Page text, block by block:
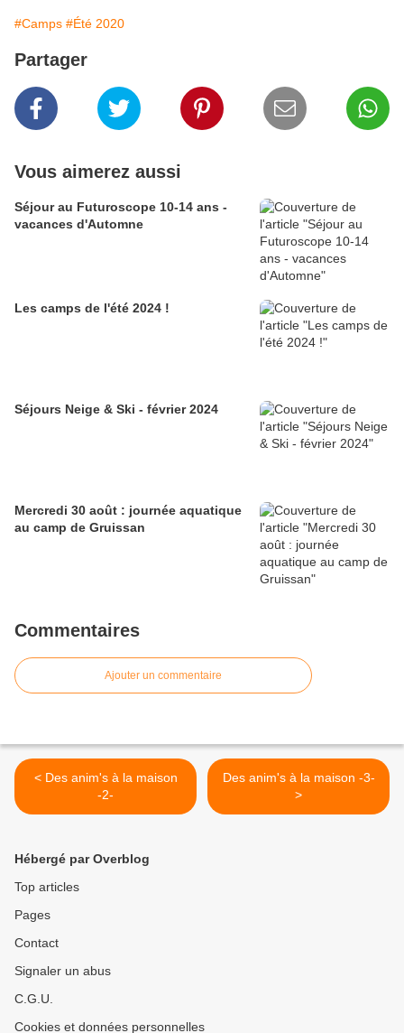
#Camps #Été 2020
Partager
Vous aimerez aussi
Séjour au Futuroscope 10-14 ans -
vacances d'Automne
Les camps de l'été 2024 !
Séjours Neige & Ski - février 2024
Mercredi 30 août : journée aquatique
au camp de Gruissan
Commentaires
Ajouter un commentaire
< Des anim's à la maison
-2-
Des anim's à la maison -3-
>
Hébergé par Overblog
Top articles
Pages
Contact
Signaler un abus
C.G.U.
Cookies et données personnelles